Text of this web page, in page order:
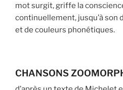
mot surgit, griffe la
continuellement, jusqu’à son
et de couleurs phonétiques.
CHANSONS